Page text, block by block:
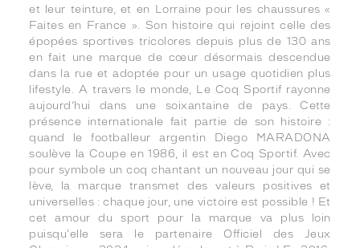
et leur teinture, et en Lorraine pour les chaussures «
Faites en France ». Son histoire qui rejoint celle des
épopées sportives tricolores depuis plus de 130 ans
en fait une marque de cœur désormais descendue
dans la rue et adoptée pour un usage quotidien plus
lifestyle. A travers le monde, Le Coq Sportif rayonne
aujourd’hui dans une soixantaine de pays. Cette
présence internationale fait partie de son histoire :
quand le footballeur argentin Diego MARADONA
soulève la Coupe en 1986, il est en Coq Sportif. Avec
pour symbole un coq chantant un nouveau jour qui se
lève, la marque transmet des valeurs positives et
universelles : chaque jour, une victoire est possible ! Et
cet amour du sport pour la marque va plus loin
puisqu'elle sera le partenaire Officiel des Jeux